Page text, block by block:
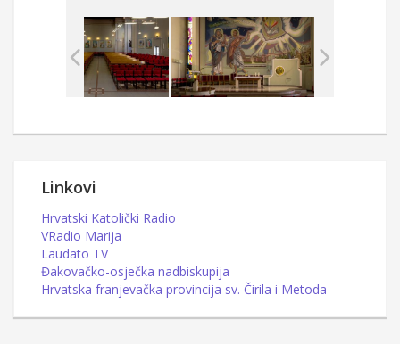
Linkovi
Hrvatski Katolički Radio
VRadio Marija
Laudato TV
Đakovačko-osječka nadbiskupija
Hrvatska franjevačka provincija sv. Čirila i Metoda